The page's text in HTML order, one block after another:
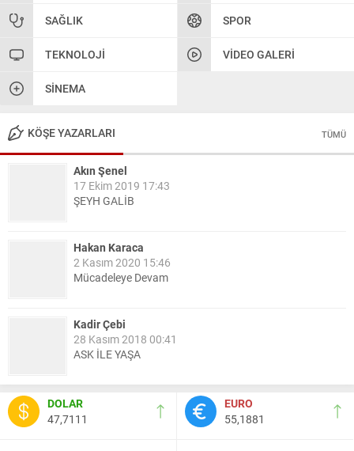
SAĞLIK SPOR
TEKNOLOJI VIDEO GALERI
SINEMA
KÖŞE YAZARLARI TÜMÜ
Akın Şenel
17 Ekim 2019 17:43
ŞEYH GALİB
Hakan Karaca
2 Kasım 2020 15:46
Mücadeleye Devam
Kadir Çebi
28 Kasım 2018 00:41
ASK İLE YAŞA
Nail Kazanç
10 Mart 2023 21:36
HAYDİ TEKİRDAĞ MAÇA !!!!
DOLAR
47,7111
EURO
55,1881